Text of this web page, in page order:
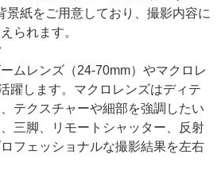
景紙をご用意しており、撮影内容に
られます。
ムレンズ（24-70mm）やマクロレ
躍します。マクロレンズはディテ
テクスチャーや細部を強調したい
三脚、リモートシャッター、反射
フェッショナルな撮影結果を左右